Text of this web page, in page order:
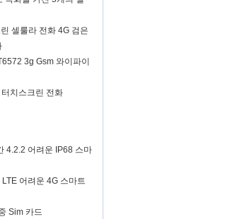
셀룰라 전화 4G 검은
3g Gsm 와이파이
치스크린 전화
4.2.2 어려운 IP68 스마
어려운 4G 스마트
Sim 카드